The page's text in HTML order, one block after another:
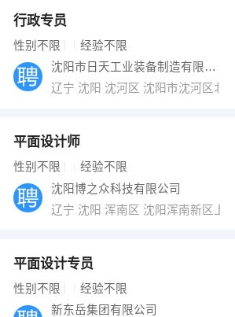
行政专员
性别不限 经验不限
沈阳市日天工业装备制造有限公司
辽宁 沈阳 沈河区 沈阳市沈河区北
平面设计师
性别不限 经验不限
沈阳博之众科技有限公司
辽宁 沈阳 浑南区 沈阳浑南新区上
平面设计专员
性别不限 经验不限
新东岳集团有限公司